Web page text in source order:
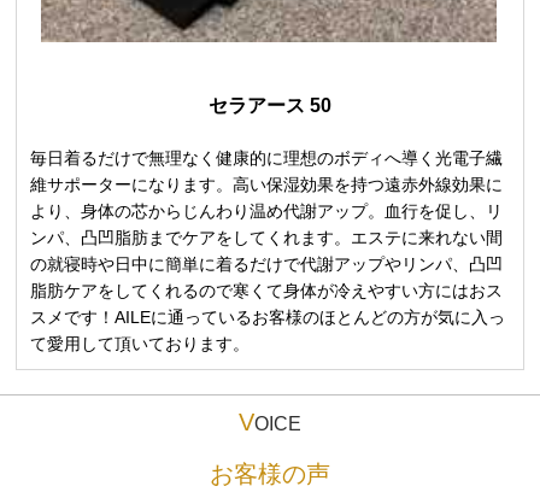
セラアース 50
毎日着るだけで無理なく健康的に理想のボディへ導く光電子繊
維サポーターになります。高い保湿効果を持つ遠赤外線効果に
より、身体の芯からじんわり温め代謝アップ。血行を促し、リ
ンパ、凸凹脂肪までケアをしてくれます。エステに来れない間
の就寝時や日中に簡単に着るだけで代謝アップやリンパ、凸凹
脂肪ケアをしてくれるので寒くて身体が冷えやすい方にはおス
スメです！AILEに通っているお客様のほとんどの方が気に入っ
て愛用して頂いております。
VOICE
お客様の声